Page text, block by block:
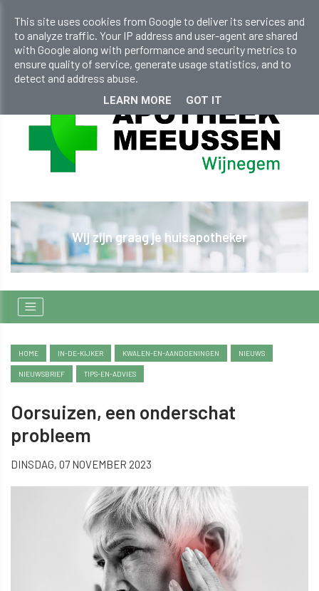
info@apotheekmeeussen.be
+32 (0)33 536 131
Wij zijn graag je huisapotheker
HOME IN-DE-KIJKER KWALEN-EN-AANDOENINGEN NIEUWS
NIEUWSBRIEF TIPS-EN-ADVIES
Oorsuizen, een onderschat
probleem
DINSDAG, 07 NOVEMBER 2023
This site uses cookies from Google to deliver its services and
to analyze traffic. Your IP address and user-agent are shared
with Google along with performance and security metrics to
ensure quality of service, generate usage statistics, and to
detect and address abuse.
LEARN MORE GOT IT